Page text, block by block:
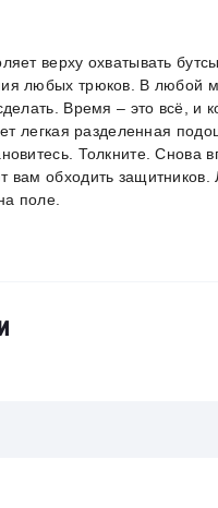
верху охватывать
любых трюков. В любой
Время – это всё, и
легкая разделенная
Толкните. Снова
вам обходить защитников.
поле.